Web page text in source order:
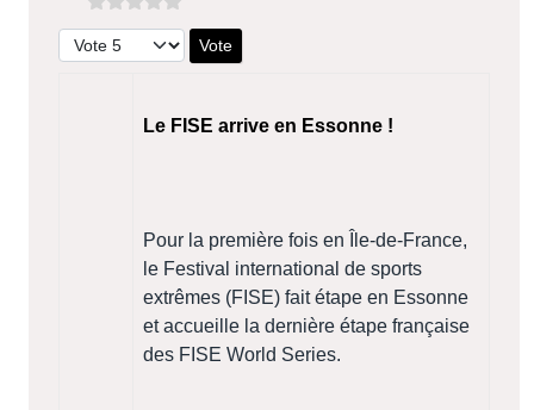
Veuillez voter
Le FISE arrive en Essonne !
Pour la première fois en Île-de-France,
le Festival international de sports
extrêmes (FISE) fait étape en Essonne
et accueille la dernière étape française
des FISE World Series.